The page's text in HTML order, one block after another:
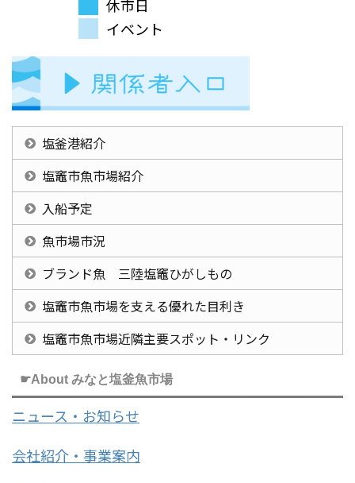
休市日
イベント
塩釜港紹介
塩竈市魚市場紹介
入船予定
魚市場市況
ブランド魚 三陸塩竈ひがしもの
塩竈市魚市場を支える優れた目利き
塩竈市魚市場近隣主要スポット・リンク
☛About みなと塩釜魚市場
ニュース・お知らせ
会社紹介・事業案内